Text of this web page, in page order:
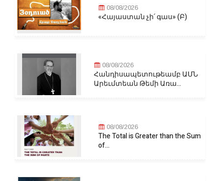
08/08/2026
«Հայաստան չի՛ գաս» (Բ)
08/08/2026
Հանդիսապետութեամբ ԱՄՆ
Արեւմտեան Թեմի Առա...
08/08/2026
The Total is Greater than the Sum
of...